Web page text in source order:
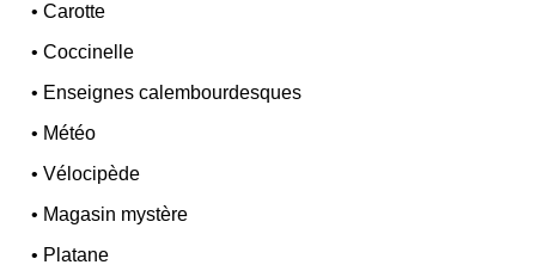
•Carotte
•Coccinelle
• Enseignes calembourdesques
• Météo
•Vélocipède
• Magasin mystère
• Platane